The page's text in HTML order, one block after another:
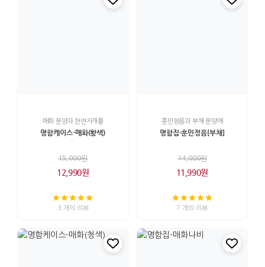
매화 문양과 천연자개를
명함케이스-매화(황색)
15,000원
12,990원
3 개의 리뷰
훈민정음과 부채 문양에
명함집-훈민정음[부채]
14,000원
11,990원
7 개의 리뷰